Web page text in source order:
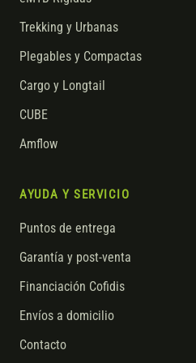
Trekking y Urbanas
Plegables y Compactas
Cargo y Longtail
CUBE
Amflow
AYUDA Y SERVICIO
Puntos de entrega
Garantía y post-venta
Financiación Cofidis
Envíos a domicilio
Contacto